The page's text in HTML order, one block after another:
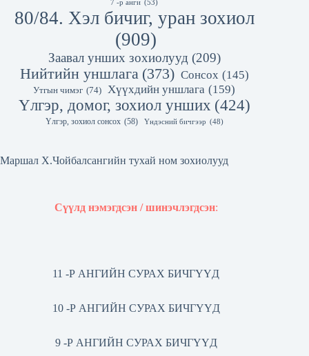
7 -р анги (53)
80/84. Хэл бичиг, уран зохиол
(909)
Заавал унших зохиолууд (209)
Нийтийн уншлага (373) Сонсох (145)
Утгын чимэг (74) Хүүхдийн уншлага (159)
Үлгэр, домог, зохиол унших (424)
Үлгэр, зохиол сонсох (58) Үндэсний бичгээр (48)
Маршал Х.Чойбалсангийн тухай ном зохиолууд
Сүүлд нэмэгдсэн / шинэчлэгдсэн:
11 -Р АНГИЙН СУРАХ БИЧГҮҮД
10 -Р АНГИЙН СУРАХ БИЧГҮҮД
9 -Р АНГИЙН СУРАХ БИЧГҮҮД